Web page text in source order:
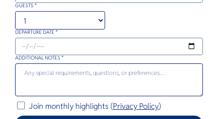
GUESTS *
DEPARTURE DATE *
ADDITIONAL NOTES *
Join monthly highlights (Privacy Policy)